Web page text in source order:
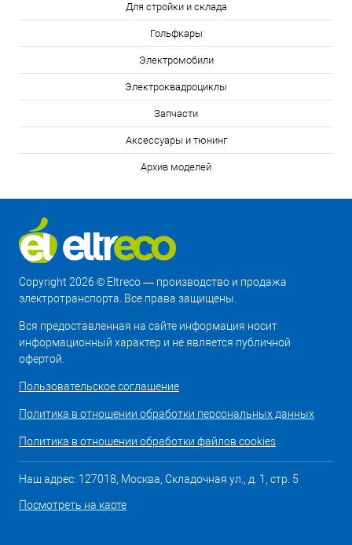
Для стройки и склада
Гольфкары
Электромобили
Электроквадроциклы
Запчасти
Аксессуары и тюнинг
Архив моделей
Copyright 2026 © Eltreco — производство и продажа
электротранспорта. Все права защищены.
Вся предоставленная на сайте информация носит
информационный характер и не является публичной
офертой.
Пользовательское соглашение
Политика в отношении обработки персональных данных
Политика в отношении обработки файлов cookies
Наш адрес: 127018, Москва, Складочная ул., д. 1, стр. 5
Посмотреть на карте